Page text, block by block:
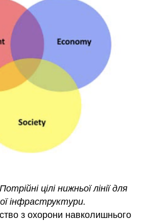
цілі нижньої лінії для
інфраструктури.
з охорони навколишнього